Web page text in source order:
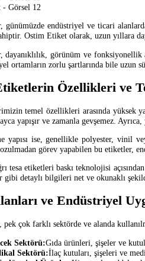
günümüzde endüstriyel ve ticari
Ostim Etiket olarak, uzun yıllara
dayanıklılık, görünüm ve
ortamların zorlu şartlarında bile uzun
Özellikleri ve
temel özellikleri arasında yüksek
yapışır ve zamanla gevşemez.
yapısı ise, genellikle polyester, vinil
görev yapabilen bu etiketler,
tesa etiketleri baskı teknolojisi
gibi detaylı bilgileri net ve okunaklı
ve Endüstriyel
pek çok farklı sektörde ve alanda
Sektörü:Gıda ürünleri, şişeler ve
Sektörü:İlaç kutuları, şişeleri ve